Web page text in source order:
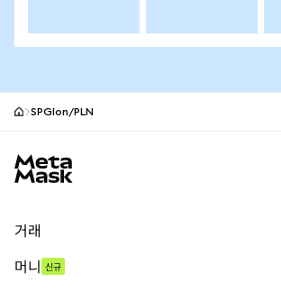
SPGIon/PLN
거래
머니 신규